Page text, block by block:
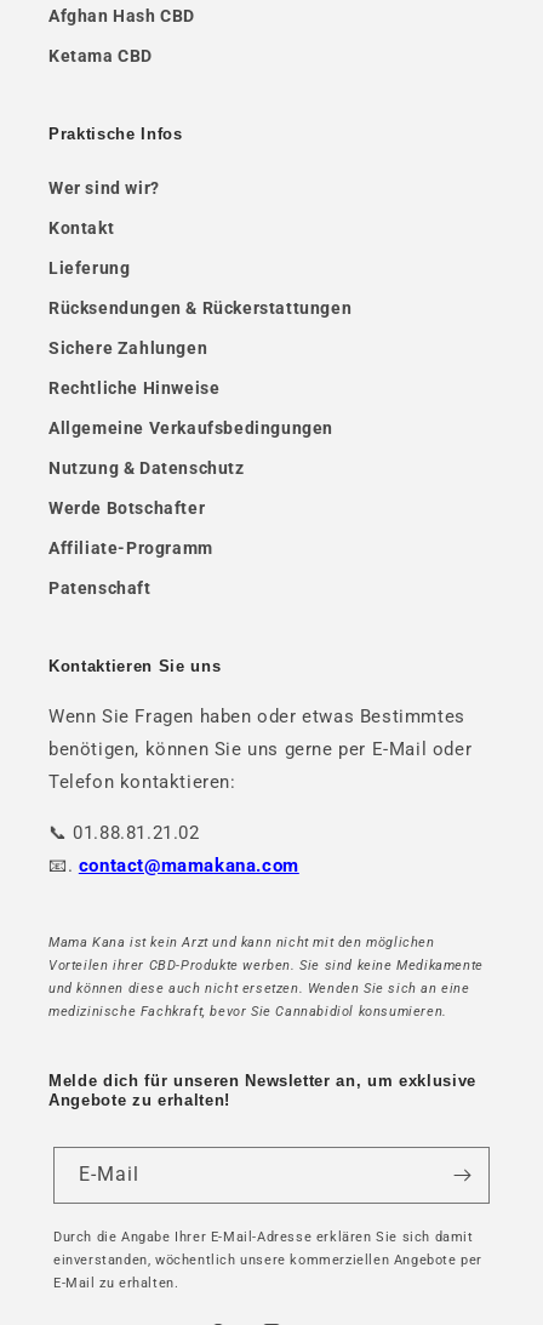
Afghan Hash CBD
Ketama CBD
Praktische Infos
Wer sind wir?
Kontakt
Lieferung
Rücksendungen & Rückerstattungen
Sichere Zahlungen
Rechtliche Hinweise
Allgemeine Verkaufsbedingungen
Nutzung & Datenschutz
Werde Botschafter
Affiliate-Programm
Patenschaft
Kontaktieren Sie uns
Wenn Sie Fragen haben oder etwas Bestimmtes
benötigen, können Sie uns gerne per E-Mail oder
Telefon kontaktieren:
📞 01.88.81.21.02
📧. contact@mamakana.com
Mama Kana ist kein Arzt und kann nicht mit den möglichen
Vorteilen ihrer CBD-Produkte werben. Sie sind keine Medikamente
und können diese auch nicht ersetzen. Wenden Sie sich an eine
medizinische Fachkraft, bevor Sie Cannabidiol konsumieren.
Melde dich für unseren Newsletter an, um exklusive
Angebote zu erhalten!
E-Mail
Durch die Angabe Ihrer E-Mail-Adresse erklären Sie sich damit
einverstanden, wöchentlich unsere kommerziellen Angebote per
E-Mail zu erhalten.